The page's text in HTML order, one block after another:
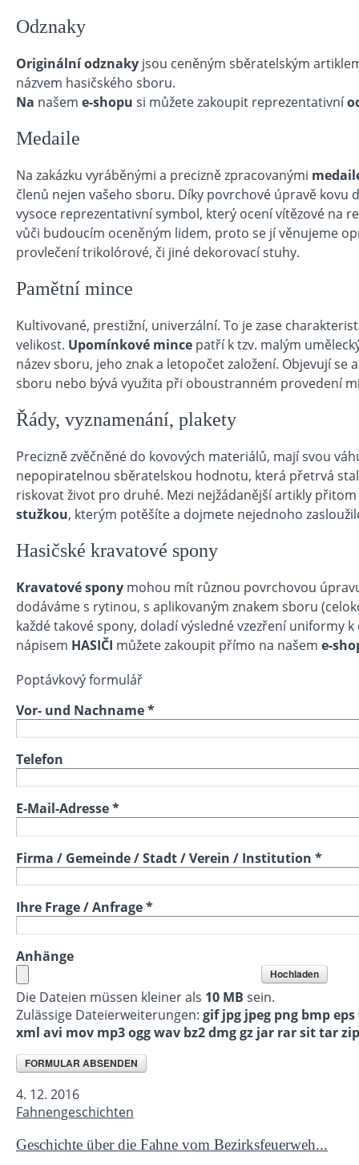
Odznaky
Originální odznaky jsou ceněným sběratelským
názvem hasičského sboru.
Na našem e-shopu si můžete zakoupit reprezentativní
Medaile
Na zakázku vyráběnými a precizně zpracovanými
členů nejen vašeho sboru. Díky povrchové úpravě
vysoce reprezentativní symbol, který ocení vítězové na
vůči budoucím oceněným lidem, proto se jí věnujeme
provlečení trikolórové, či jiné dekorovací stuhy.
Pamětní mince
Kultivované, prestižní, univerzální. To je zase
velikost. Upomínkové mince patří k tzv. malým
název sboru, jeho znak a letopočet založení. Objevují
sboru nebo bývá využita při oboustranném provedení
Řády, vyznamenání, plakety
Precizně zvěčněné do kovových materiálů, mají svou
nepopiratelnou sběratelskou hodnotu, která přetrvá
riskovat život pro druhé. Mezi nejžádanější artikly
stužkou, kterým potěšíte a dojmete nejednoho
Hasičské kravatové spony
Kravatové spony mohou mít různou povrchovou
dodáváme s rytinou, s aplikovaným znakem sboru
každé takové spony, doladí výsledné vzezření uniformy
nápisem HASIČI můžete zakoupit přímo na našem e-
Poptávkový formulář
Vor- und Nachname*
Telefon
E-Mail-Adresse*
Firma / Gemeinde / Stadt / Verein / Institution *
Ihre Frage / Anfrage*
Anhänge
Die Dateien müssen kleiner als 10 MB sein.
Zulässige Dateierweiterungen: gif jpg jpeg png bmp
xml avi mov mp3 ogg wav bz2 dmg gz jar rar sit tar zip
4. 12. 2016
Fahnengeschichten
Geschichte über die Fahne vom Bezirksfeuerweh...